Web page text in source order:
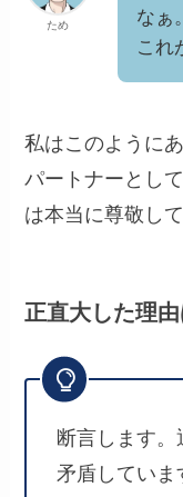
ため
なぁ。
これ
私はこのように
パートナーとし
は本当に尊敬して
正直大した理
断言します。
矛盾していま